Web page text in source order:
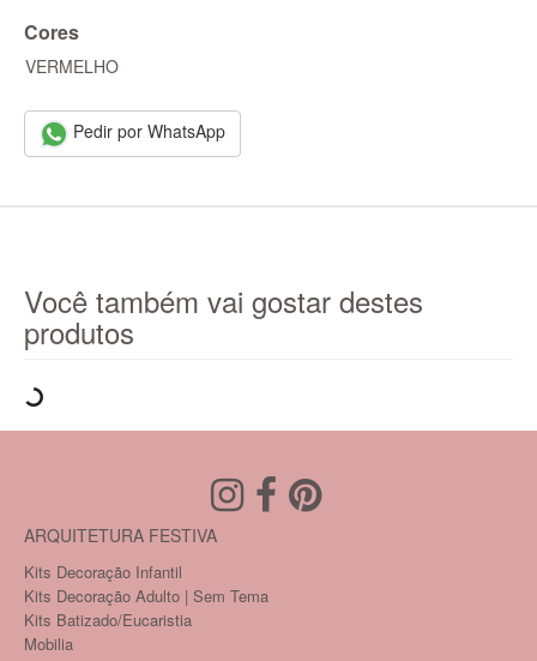
Cores
VERMELHO
Pedir por WhatsApp
Você também vai gostar destes
produtos
ARQUITETURA FESTIVA
Kits Decoração Infantil
Kits Decoração Adulto | Sem Tema
Kits Batizado/Eucaristia
Mobilia